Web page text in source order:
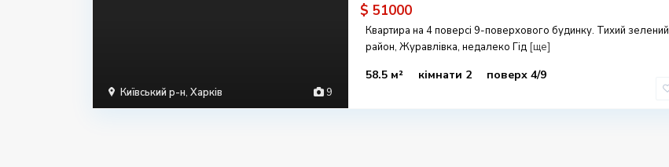
9
Київський р-н, Харків
$ 51000
Квартира на 4 поверсі 9-поверхового будинку. Тихий зелений
район, Журавлівка, недалеко Гід [ще]
58.5 м² кімнати 2 поверх 4/9